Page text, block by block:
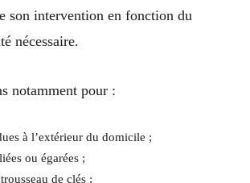
son intervention en fonction du
nécessaire.
notamment pour :
à l’extérieur du domicile ;
ou égarées ;
de clés ;